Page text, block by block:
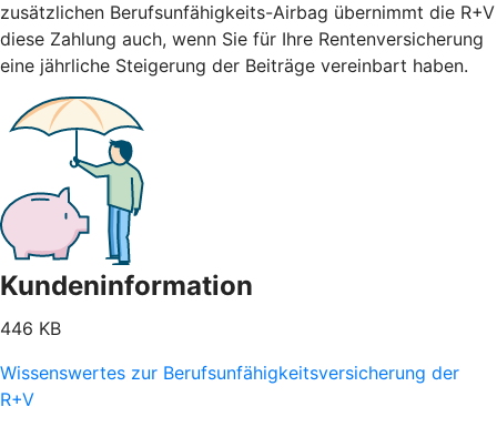
zusätzlichen Berufsunfähigkeits-Airbag übernimmt die R+V
diese Zahlung auch, wenn Sie für Ihre Rentenversicherung
eine jährliche Steigerung der Beiträge vereinbart haben.
Kundeninformation
446 KB
Wissenswertes zur Berufsunfähigkeitsversicherung der
R+V